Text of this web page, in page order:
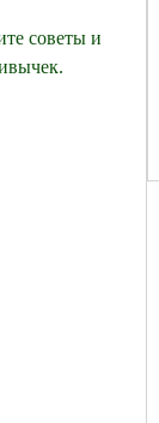
советы и